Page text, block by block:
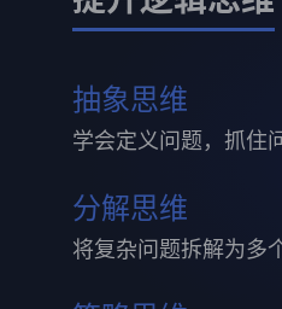
抽象思维
学会定义问题，抓住
分解思维
将复杂问题拆解为多